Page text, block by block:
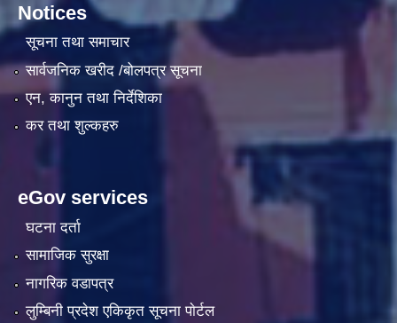
Notices
सूचना तथा समाचार
सार्वजनिक खरीद /बोलपत्र सूचना
एन, कानुन तथा निर्देशिका
कर तथा शुल्कहरु
eGov services
घटना दर्ता
सामाजिक सुरक्षा
नागरिक वडापत्र
लुम्बिनी प्रदेश एकिकृत सूचना पाेर्टल